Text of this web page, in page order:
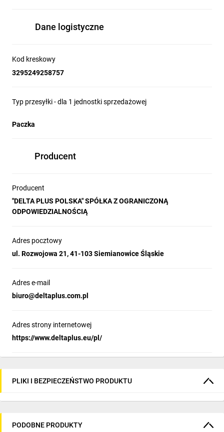
Dane logistyczne
Kod kreskowy
3295249258757
Typ przesyłki - dla 1 jednostki sprzedażowej
Paczka
Producent
Producent
"DELTA PLUS POLSKA" SPÓŁKA Z OGRANICZONĄ
ODPOWIEDZIALNOŚCIĄ
Adres pocztowy
ul. Rozwojowa 21, 41-103 Siemianowice Śląskie
Adres e-mail
biuro@deltaplus.com.pl
Adres strony internetowej
https://www.deltaplus.eu/pl/
PLIKI I BEZPIECZEŃSTWO PRODUKTU
PODOBNE PRODUKTY